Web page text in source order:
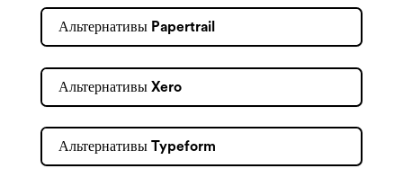
Альтернативы Papertrail
Альтернативы Xero
Альтернативы Typeform